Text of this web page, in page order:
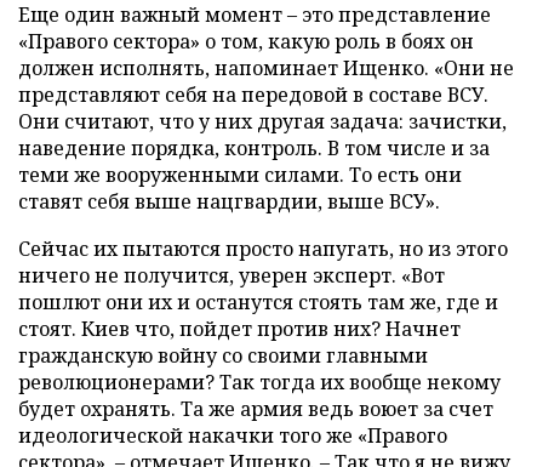
Еще один важный момент – это представление
«Правого сектора» о том, какую роль в боях он
должен исполнять, напоминает Ищенко. «Они не
представляют себя на передовой в составе ВСУ.
Они считают, что у них другая задача: зачистки,
наведение порядка, контроль. В том числе и за
теми же вооруженными силами. То есть они
ставят себя выше нацгвардии, выше ВСУ».
Сейчас их пытаются просто напугать, но из этого
ничего не получится, уверен эксперт. «Вот
пошлют они их и останутся стоять там же, где и
стоят. Киев что, пойдет против них? Начнет
гражданскую войну со своими главными
революционерами? Так тогда их вообще некому
будет охранять. Та же армия ведь воюет за счет
идеологической накачки того же «Правого